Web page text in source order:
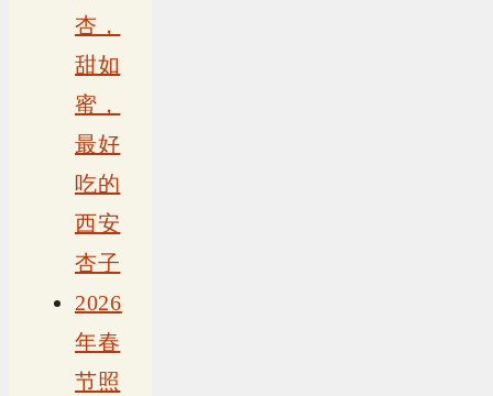
杏，
甜如
蜜，
最好
吃的
西安
杏子
2026
年春
节照